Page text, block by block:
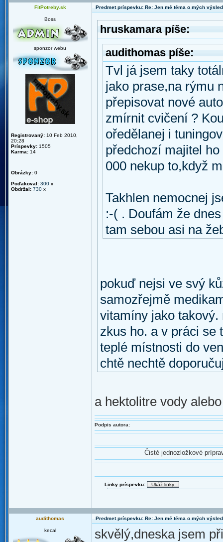
FitPotreby.sk Predmet príspevku: Re: Jen mé téma o mých
Boss
sponzor webu
Registrovaný: 10 Feb 2010,
20:28
Príspevky: 1505
Karma: 14
Obrázky: 0
Poďakoval: 300 x
Obdržal: 730 x
hruskamara píše:
audithomas píše:
Tvl já jsem taky
jako prase,na rýmu
přepisovat nové
zmírnit cvičení ?
oředělanej i
předchozí majitel
000 nekup to,když
Takhlen nemocnej
:-( . Doufám že
tam sebou asi na
pokuď nejsi ve svý
samozřejmě
vitamíny jako
zkus ho. a v práci se
teplé místnosti do
chtě nechtě
a hektolitre vody
Podpis autora:
Čisté jednozložkové
Linky príspevku:
audithomas Predmet príspevku: Re: Jen mé téma o mých
kecal
skvělý,dneska jsem